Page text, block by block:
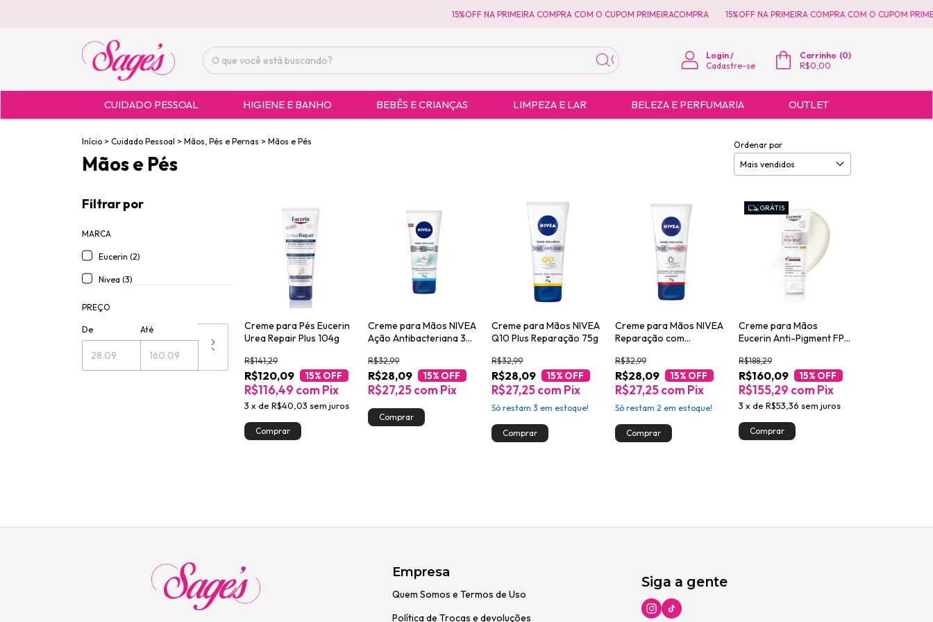
15%OFF NA PRIMEIRA COMPRA COM O CUPOM PRIMEIRACOMPRA 15%OFF NA PRIMEIRA COMPRA COM O CUPOM
Login /
Cadastre-se
Carrinho (0)
R$0,00
CUIDADO PESSOAL HIGIENE E BANHO BEBÊS E CRIANÇAS LIMPEZA E LAR BELEZA E PERFUMARIA OUTLET
Início > Cuidado Pessoal > Mãos, Pés e Pernas > Mãos e Pés
Mãos e Pés
Ordenar por
Filtrar por
MARCA
Eucerin (2)
Nivea (3)
PREÇO
De Até
Creme para Pés Eucerin
Urea Repair Plus 104g
R$120,09
R$141,29
15% OFF
3 xdeR$40,03 sem juros
R$116,49 com Pix
Creme para Mãos NIVEA
Ação Antibacteriana 3
R$28,09
R$32,99
15% OFF
R$27,25com Pix
Creme para Mãos NIVEA
Q10 Plus Reparação 75g
R$28,09
R$32,99
15% OFF
R$27,25com Pix
Só restam3 em estoque!
Creme para Mãos NIVEA
Reparação com
R$28,09
R$32,99
15% OFF
R$27,25com Pix
Só restam2 em estoque!
GRÁTIS
Creme para Mãos
Eucerin Anti-Pigment FPS
R$160,09
R$188,29
15% OFF
3 xdeR$53,36 sem juros
R$155,29 com Pix
Empresa
Quem Somos e Termos de Uso
Política de Trocas e devoluções
Siga a gente